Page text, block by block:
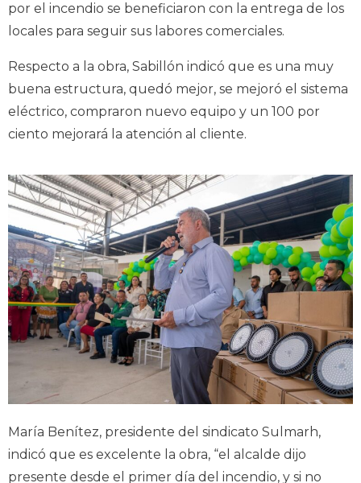
por el incendio se beneficiaron con la entrega de los
locales para seguir sus labores comerciales.
Respecto a la obra, Sabillón indicó que es una muy
buena estructura, quedó mejor, se mejoró el sistema
eléctrico, compraron nuevo equipo y un 100 por
ciento mejorará la atención al cliente.
María Benítez, presidente del sindicato Sulmarh,
indicó que es excelente la obra, “el alcalde dijo
presente desde el primer día del incendio, y si no